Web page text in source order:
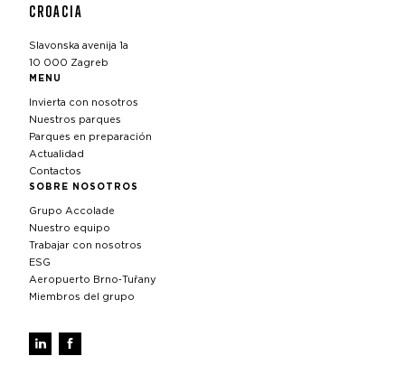
CROACIA
Slavonska avenija 1a
10 000 Zagreb
MENU
Invierta con nosotros
Nuestros parques
Parques en preparación
Actualidad
Contactos
SOBRE NOSOTROS
Grupo Accolade
Nuestro equipo
Trabajar con nosotros
ESG
Aeropuerto Brno‑Tuřany
Miembros del grupo